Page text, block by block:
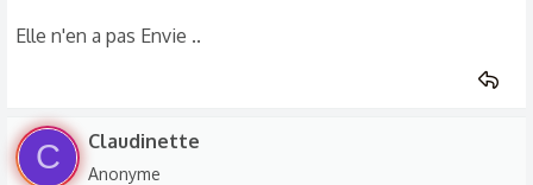
Elle n'en a pas Envie ..
C Claudinette
Anonyme